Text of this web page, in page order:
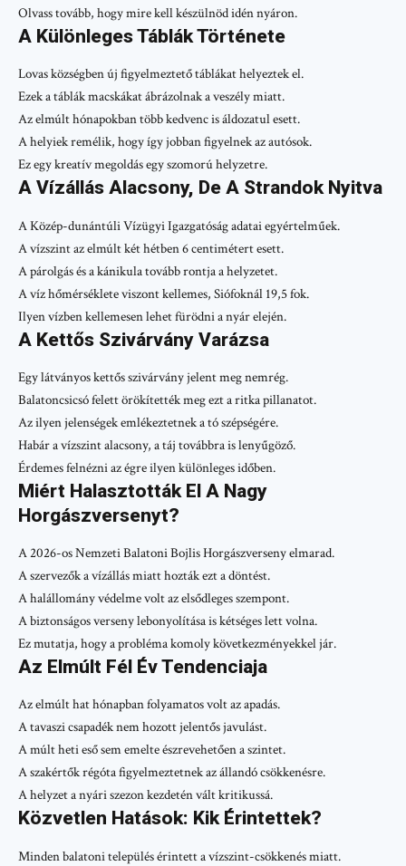
Olvass tovább, hogy mire kell készülnöd idén nyáron.
A Különleges Táblák Története
Lovas községben új figyelmeztető táblákat helyeztek el.
Ezek a táblák macskákat ábrázolnak a veszély miatt.
Az elmúlt hónapokban több kedvenc is áldozatul esett.
A helyiek remélik, hogy így jobban figyelnek az autósok.
Ez egy kreatív megoldás egy szomorú helyzetre.
A Vízállás Alacsony, De A Strandok Nyitva
A Közép-dunántúli Vízügyi Igazgatóság adatai egyértelműek.
A vízszint az elmúlt két hétben 6 centimétert esett.
A párolgás és a kánikula tovább rontja a helyzetet.
A víz hőmérséklete viszont kellemes, Siófoknál 19,5 fok.
Ilyen vízben kellemesen lehet fürödni a nyár elején.
A Kettős Szivárvány Varázsa
Egy látványos kettős szivárvány jelent meg nemrég.
Balatoncsicsó felett örökítették meg ezt a ritka pillanatot.
Az ilyen jelenségek emlékeztetnek a tó szépségére.
Habár a vízszint alacsony, a táj továbbra is lenyűgöző.
Érdemes felnézni az égre ilyen különleges időben.
Miért Halasztották El A Nagy
Horgászversenyt?
A 2026-os Nemzeti Balatoni Bojlis Horgászverseny elmarad.
A szervezők a vízállás miatt hozták ezt a döntést.
A halállomány védelme volt az elsődleges szempont.
A biztonságos verseny lebonyolítása is kétséges lett volna.
Ez mutatja, hogy a probléma komoly következményekkel jár.
Az Elmúlt Fél Év Tendenciaja
Az elmúlt hat hónapban folyamatos volt az apadás.
A tavaszi csapadék nem hozott jelentős javulást.
A múlt heti eső sem emelte észrevehetően a szintet.
A szakértők régóta figyelmeztetnek az állandó csökkenésre.
A helyzet a nyári szezon kezdetén vált kritikussá.
Közvetlen Hatások: Kik Érintettek?
Minden balatoni település érintett a vízszint-csökkenés miatt.